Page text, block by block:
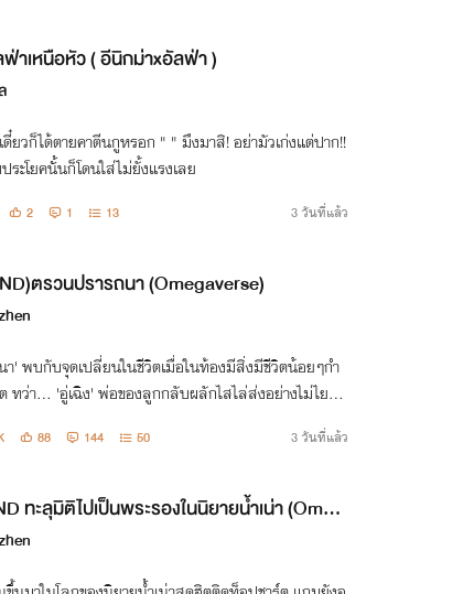
าเหนือหัว ( อีนิกม่าxอัลฟ่า )
ดี๋ยวก็ได้ตายคาตีนกูหรอก " " มึงมาสิ! อย่ามัวเก่งแต่ปาก!!
ะโยคนั้นก็โดนใส่ไม่ยั้งแรงเลย
2 1 13 3 วันที่แล้ว
ตรวนปรารถนา (Omegaverse)
วิตน้อยๆกำ
ทว่า... 'อู่เฉิง' พ่อของลูกกลับผลักไสไล่ส่งอย่างไม่ไยดี #
88 144 50 3 วันที่แล้ว
ทะลุมิติไปเป็นพระรองในนิยายน้ำเน่า (Omeg